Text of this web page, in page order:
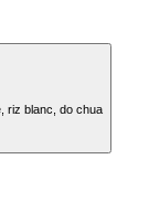
riz blanc, do chua